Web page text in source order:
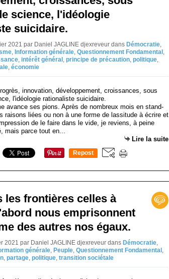
science, l'idéologie
suicidaire.
2021 par Daniel JAGLINE djexreveur dans Démocratie,
, Information générale, Questionnement Fondamental ,
, intérêt général , principe de précaution, politique,
, économie
avance ses pions. Après de nombreux mois en stand-
raisons liées ou non à une forme de lassitude à écrire et
de le faire dans le vide, je reviens, à peine
mais parce tout en...
Lire la suite
Repost
les frontières celles à
nous emprisonnent
des autres nos égaux.
2021 par Daniel JAGLINE djexreveur dans Démocratie,
générale, Peuple, Questionnement Fondamental ,
, partage, politique, transition sociétale